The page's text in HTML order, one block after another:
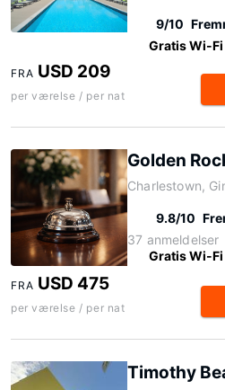
9/10
Gratis Wi-Fi
FRA USD 209
per værelse / per nat
Golden
Charlestown,
9.8/10
37 anmeldelser
Gratis Wi-Fi
FRA USD 475
per værelse / per nat
Timothy